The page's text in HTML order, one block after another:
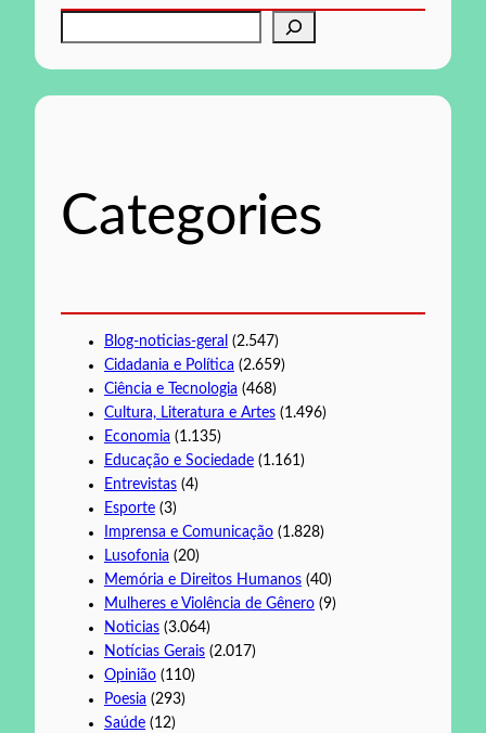
aCategories
Blog-noticias-geral (2.547)
Cidadania e Política (2.659)
Ciência e Tecnologia (468)
Cultura, Literatura e Artes (1.496)
Economia (1.135)
Educação e Sociedade (1.161)
Entrevistas (4)
Esporte (3)
Imprensa e Comunicação (1.828)
Lusofonia (20)
Memória e Direitos Humanos (40)
Mulheres e Violência de Gênero (9)
Noticias (3.064)
Notícias Gerais (2.017)
Opinião (110)
Poesia (293)
Saúde (12)